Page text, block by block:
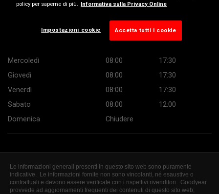
08:00
17:30
Mercoledì
08:00
17:30
Giovedì
08:00
17:30
Venerdì
08:00
17:30
Sabato
08:00
12:00
Domenica
Chiudere
Le informazioni generali presenti in questo sito web sono puramente
indicative. Le informazioni fornite non sono vincolanti, né esaustive o
contrattuali e devono essere verificate con i rispettivi rivenditori. Goodyear
provvede ad aggiornamenti frequenti dei contenuti di questo sito web;
policy per saperne di più. Informativa sulla Privacy Online
Impostazioni cookie Accetta tutti i cookie